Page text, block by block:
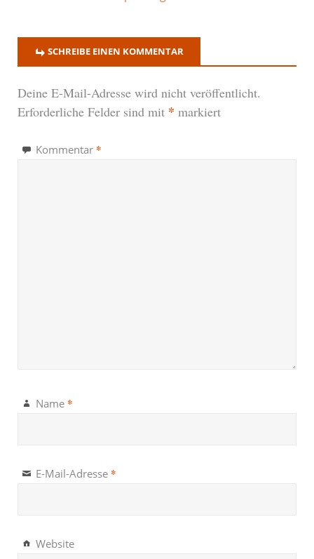
SCHREIBE EINEN KOMMENTAR
Deine E-Mail-Adresse wird nicht veröffentlicht.
Erforderliche Felder sind mit * markiert
Kommentar *
Name *
E-Mail-Adresse *
Website